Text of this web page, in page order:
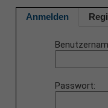
Anmelden
Passwort